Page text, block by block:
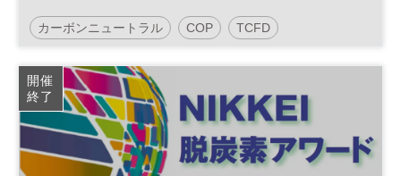
抜く環境経営
カーボンニュートラル COP TCFD
サステナビリティ 脱炭素 サステナブル ESG
SDGs 太陽光発電 RE100 参加無料
日経産業新聞フォーラム
開催
終了